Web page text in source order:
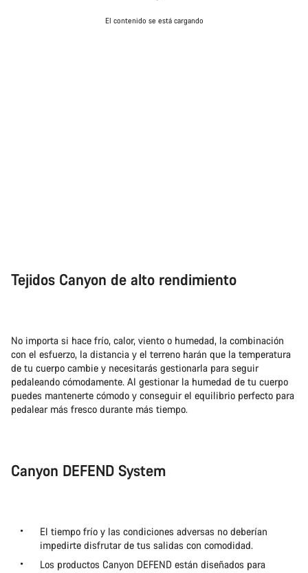
El contenido se está cargando
Tejidos Canyon de alto rendimiento
No importa si hace frío, calor, viento o humedad, la combinación
con el esfuerzo, la distancia y el terreno harán que la temperatura
de tu cuerpo cambie y necesitarás gestionarla para seguir
pedaleando cómodamente. Al gestionar la humedad de tu cuerpo
puedes mantenerte cómodo y conseguir el equilibrio perfecto para
pedalear más fresco durante más tiempo.
Canyon DEFEND System
El tiempo frío y las condiciones adversas no deberían
impedirte disfrutar de tus salidas con comodidad.
Los productos Canyon DEFEND están diseñados para